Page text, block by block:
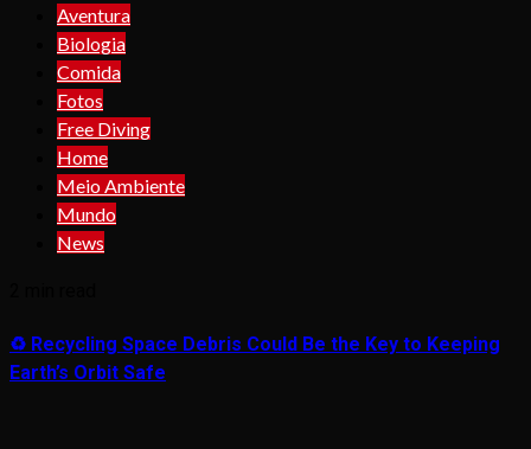
Aventura
Biologia
Comida
Fotos
Free Diving
Home
Meio Ambiente
Mundo
News
♻️ Recycling Space Debris Could Be the Key to Keeping
Earth’s Orbit Safe